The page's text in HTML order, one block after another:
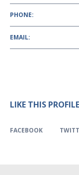
PHONE:
EMAIL:
LIKE THIS
FACEBOOK